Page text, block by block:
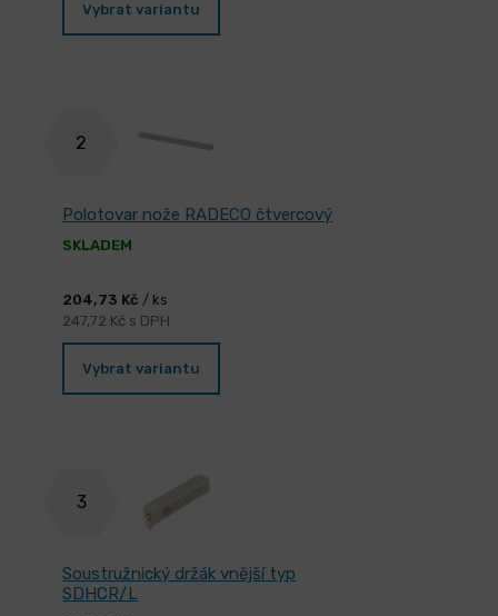
Vybrat variantu
2
Polotovar nože RADECO čtvercový
SKLADEM
204,73 Kč / ks
247,72 Kč s DPH
Vybrat variantu
3
Soustružnický držák vnější typ
SDHCR/L